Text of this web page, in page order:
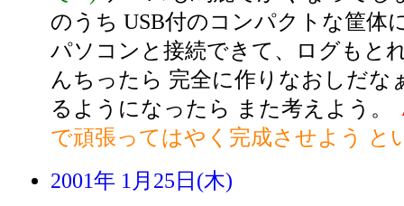
のうち USB付のコンパクトな筐体
パソコンと接続できて、ログもと
んちったら 完全に作りなおしだな
るようになったら また考えよう。
で頑張ってはやく完成させよう と
2001年 1月25日(木)